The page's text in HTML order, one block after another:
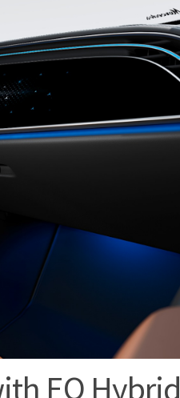
EQ Hybrid